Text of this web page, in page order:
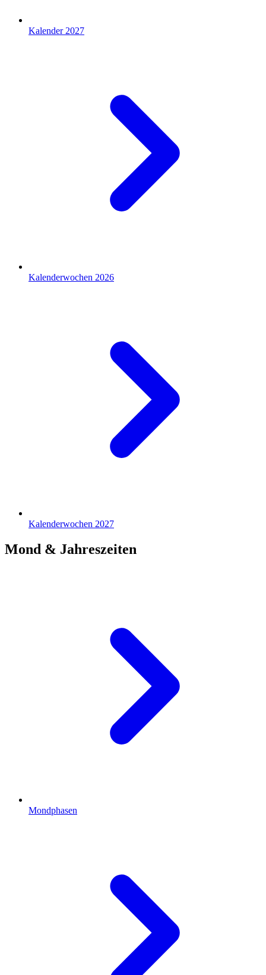
Kalender 2027
Kalenderwochen 2026
Kalenderwochen 2027
Mond & Jahreszeiten
Mondphasen